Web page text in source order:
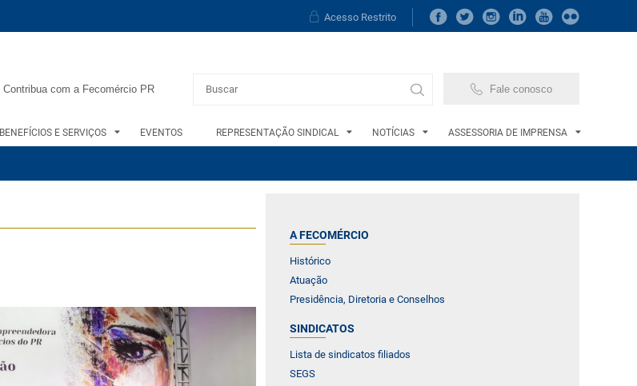
Acesso Restrito
Contribua com a Fecomércio PR Fale conosco
BENEFÍCIOS E SERVIÇOS EVENTOS REPRESENTAÇÃO SINDICAL NOTÍCIAS ASSESSORIA DE IMPRENSA
A FECOMÉRCIO
Histórico
Atuação
Presidência, Diretoria e Conselhos
SINDICATOS
Lista de sindicatos filiados
SEGS